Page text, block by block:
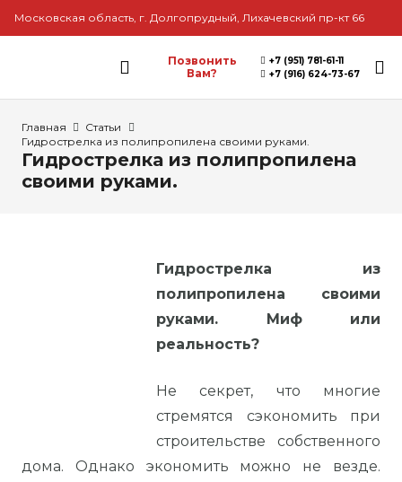
Московская область, г. Долгопрудный, Лихачевский пр-кт 66
Позвонить
Вам?
+7 (951) 781-61-11
+7 (916) 624-73-67
Главная
Статьи
Гидрострелка из полипропилена своими руками.
Гидрострелка из полипропилена
своими руками.
Гидрострелка из
полипропилена своими
руками. Миф или
реальность?
Не секрет, что многие
стремятся сэкономить при
строительстве собственного
дома. Однако экономить можно не везде.